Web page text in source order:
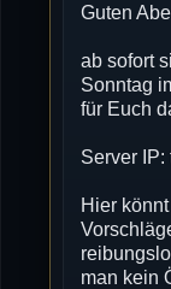
a
Guten
ab sofort
Sonntag
für Euch
Server
Hier
man kein